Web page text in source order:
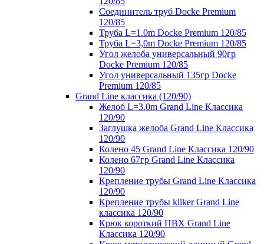
Соединитель труб Docke Premium
120/85
Труба L=1.0m Docke Premium 120/85
Труба L=3,0m Docke Premium 120/85
Угол желоба универсальный 90гр
Docke Premium 120/85
Угол универсальный 135гр Docke
Premium 120/85
Grand Line классика (120/90)
Желоб L=3.0m Grand Line Классика
120/90
Заглушка желоба Grand Line Классика
120/90
Колено 45 Grand Line Классика 120/90
Колено 67гр Grand Line Классика
120/90
Крепление трубы Grand Line Классика
120/90
Крепление трубы kliker Grand Line
классика 120/90
Крюк короткий ПВХ Grand Line
Классика 120/90